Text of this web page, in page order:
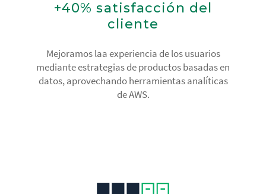
+40% satisfacción del
cliente
Mejoramos laa experiencia de los usuarios
mediante estrategias de productos basadas en
datos, aprovechando herramientas analíticas
de AWS.